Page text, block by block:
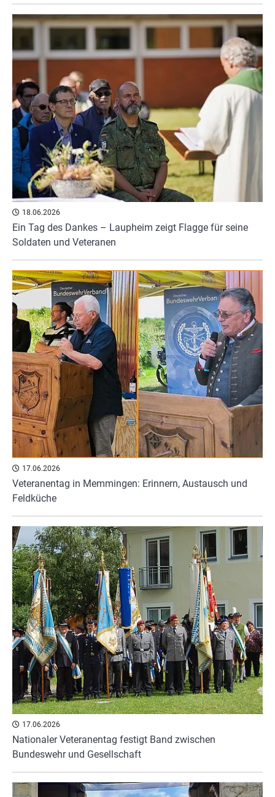
18.06.2026
Ein Tag des Dankes – Laupheim zeigt Flagge für seine
Soldaten und Veteranen
17.06.2026
Veteranentag in Memmingen: Erinnern, Austausch und
Feldküche
17.06.2026
Nationaler Veteranentag festigt Band zwischen
Bundeswehr und Gesellschaft